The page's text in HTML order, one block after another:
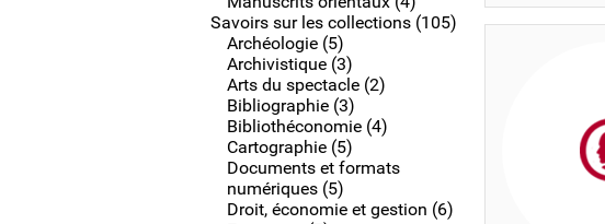
Savoirs sur les collections (105)
Archéologie (5)
Archivistique (3)
Arts du spectacle (2)
Bibliographie (3)
Bibliothéconomie (4)
Cartographie (5)
Documents et formats
numériques (5)
Droit, économie et gestion (6)